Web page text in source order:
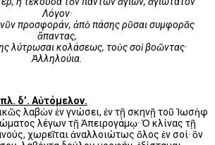
Λόγον·
προσφοράν, ἀπὸ πάσης ρῦσαι συμφορᾶς
ἅπαντας,
λύτρωσαι κολάσεως, τοὺς σοὶ βοῶντας·
Ἀλληλούια.
δ’. Αὐτόμελον.
λαβὼν ἐν γνώσει, ἐν τῇ σκηνῇ τοῦ Ἰωσὴφ
λέγων τῇ Ἀπειρογάμῳ· Ὁ κλίνας τῇ
χωρεῖται ἀναλλοιώτως ὅλος ἐν σοί· ὃν